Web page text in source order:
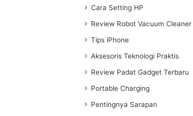
Cara Setting HP
Review Robot Vacuum Cleaner
Tips iPhone
Aksesoris Teknologi Praktis
Review Padat Gadget Terbaru
Portable Charging
Pentingnya Sarapan